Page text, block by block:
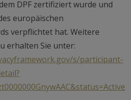
DPF zertifiziert wurde und
europäischen
verpflichtet hat. Weitere
erhalten Sie unter:
s/participant-